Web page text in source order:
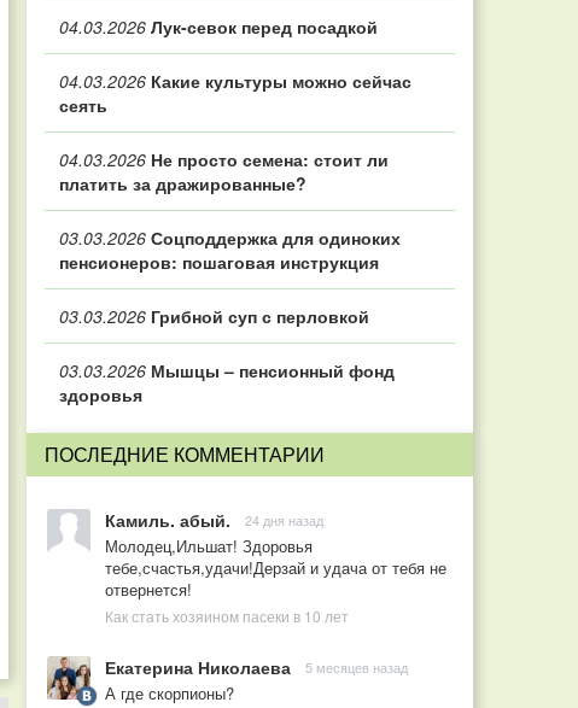
04.03.2026 Лук-севок перед посадкой
04.03.2026 Какие культуры можно сейчас
сеять
04.03.2026 Не просто семена: стоит ли
платить за дражированные?
03.03.2026 Соцподдержка для одиноких
пенсионеров: пошаговая инструкция
03.03.2026 Грибной суп с перловкой
03.03.2026 Мышцы – пенсионный фонд
здоровья
ПОСЛЕДНИЕ КОММЕНТАРИИ
Камиль. абый. 24 дня назад
Молодец,Ильшат! Здоровья
тебе,счастья,удачи!Дерзай и удача от тебя не
отвернется!
Как стать хозяином пасеки в 10 лет
Екатерина Николаева 5 месяцев назад
А где скорпионы?